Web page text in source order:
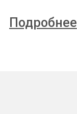
Подробнее